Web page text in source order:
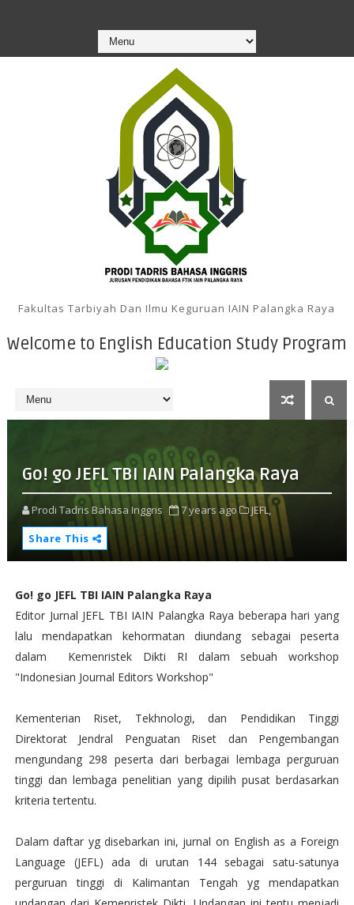
Fakultas Tarbiyah Dan Ilmu Keguruan IAIN Palangka Raya
Welcome to English Education Study Program
Go! go JEFL TBI IAIN Palangka Raya
Prodi Tadris Bahasa Inggris 7 years ago
JEFL,
Share This
Go! go JEFL TBI IAIN Palangka Raya
Editor Jurnal JEFL TBI IAIN Palangka Raya beberapa hari yang
lalu mendapatkan kehormatan diundang sebagai peserta
dalam Kemenristek Dikti RI dalam sebuah workshop
"Indonesian Journal Editors Workshop"
Kementerian Riset, Tekhnologi, dan Pendidikan Tinggi
Direktorat Jendral Penguatan Riset dan Pengembangan
mengundang 298 peserta dari berbagai lembaga perguruan
tinggi dan lembaga penelitian yang dipilih pusat berdasarkan
kriteria tertentu.
Dalam daftar yg disebarkan ini, jurnal on English as a Foreign
Language (JEFL) ada di urutan 144 sebagai satu-satunya
perguruan tinggi di Kalimantan Tengah yg mendapatkan